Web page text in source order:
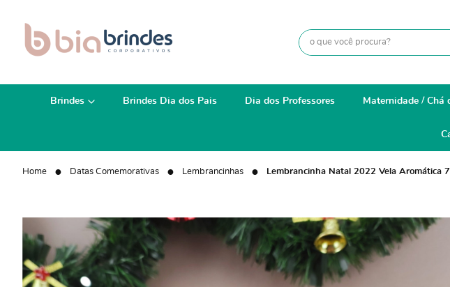
Brindes Brindes Dia dos Pais Dia dos Professores Maternidade / Chá
Home Datas Comemorativas Lembrancinhas Lembrancinha Natal 2022 Vela Aromática